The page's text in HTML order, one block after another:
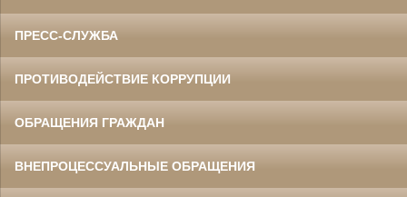
ПРЕСС-СЛУЖБА
ПРОТИВОДЕЙСТВИЕ КОРРУПЦИИ
ОБРАЩЕНИЯ ГРАЖДАН
ВНЕПРОЦЕССУАЛЬНЫЕ ОБРАЩЕНИЯ